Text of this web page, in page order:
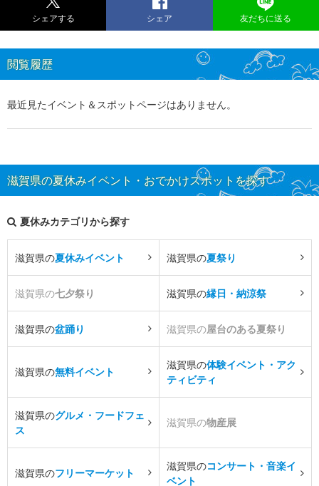
シェアする シェア 友だちに送る
閲覧履歴
最近見たイベント＆スポットページはありません。
滋賀県の夏休みイベント・おでかけスポットを探す
夏休みカテゴリから探す
滋賀県の夏休みイベント 滋賀県の夏祭り
滋賀県の七夕祭り 滋賀県の縁日・納涼祭
滋賀県の盆踊り 滋賀県の屋台のある夏祭り
滋賀県の無料イベント
滋賀県の体験イベント・アク
ティビティ
滋賀県のグルメ・フードフェ
ス
滋賀県の物産展
滋賀県のフリーマーケット
滋賀県のコンサート・音楽イ
ベント